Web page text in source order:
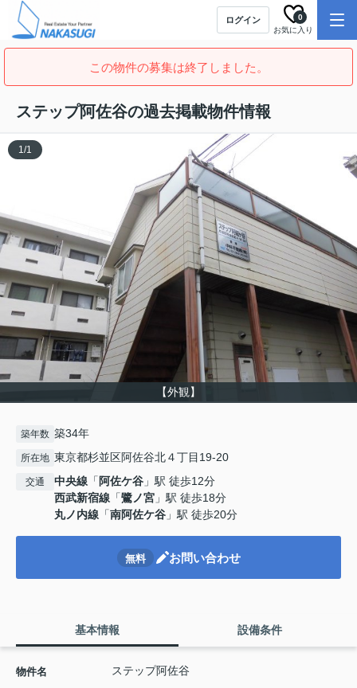
ログイン
お気に入り
0
この物件の募集は終了しました。
ステップ阿佐谷の過去掲載物件情報
【外観】
1/1
築年数 築34年
所在地 東京都杉並区阿佐谷北４丁目19-20
交通 中央線 「 阿佐ケ谷 」駅 徒歩12分
西武新宿線 「鷺ノ宮 」駅 徒歩18分
丸ノ内線 「南阿佐ケ谷 」駅 徒歩20分
無料 お問い合わせ
基本情報 設備条件
物件名 ステップ阿佐谷